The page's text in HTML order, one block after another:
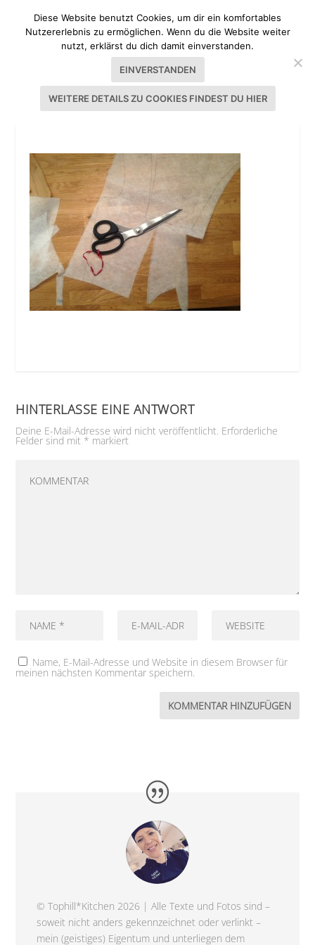
TUTORIAL DIRNDL NÄHEN
HINTERLASSE EINE ANTWORT
Deine E-Mail-Adresse wird nicht veröffentlicht. Erforderliche
Felder sind mit * markiert
Name, E-Mail-Adresse und Website in diesem Browser für
meinen nächsten Kommentar speichern.
© Tophill*Kitchen 2026 | Alle Texte und Fotos sind –
soweit nicht anders gekennzeichnet oder verlinkt –
mein (geistiges) Eigentum und unterliegen dem
Diese Website benutzt Cookies, um dir ein komfortables
Nutzererlebnis zu ermöglichen. Wenn du die Website weiter
nutzt, erklärst du dich damit einverstanden.
EINVERSTANDEN
WEITERE DETAILS ZU COOKIES FINDEST DU HIER